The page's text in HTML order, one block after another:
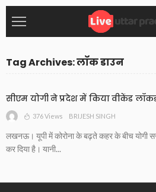
Tag Archives: लॉक डाउन
सीएम योगी ने प्रदेश में किया वीकेंड
376 Views BRIJESH SINGH
लखनऊ। यूपी में कोरोना के बढ़ते कहर के बीच योगी
कर दिया है। यानी...